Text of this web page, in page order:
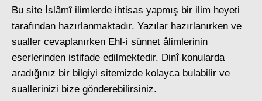
Bu site İslâmî ilimlerde ihtisas yapmış bir ilim heyeti
tarafından hazırlanmaktadır. Yazılar hazırlanırken ve
sualler cevaplanırken Ehl-i sünnet âlimlerinin
eserlerinden istifade edilmektedir. Dinî konularda
aradığınız bir bilgiyi sitemizde kolayca bulabilir ve
suallerinizi bize gönderebilirsiniz.